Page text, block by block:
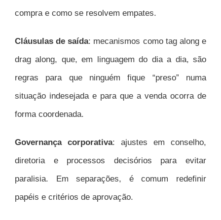
compra e como se resolvem empates.
Cláusulas de saída: mecanismos como tag along e
drag along, que, em linguagem do dia a dia, são
regras para que ninguém fique “preso” numa
situação indesejada e para que a venda ocorra de
forma coordenada.
Governança corporativa: ajustes em conselho,
diretoria e processos decisórios para evitar
paralisia. Em separações, é comum redefinir
papéis e critérios de aprovação.